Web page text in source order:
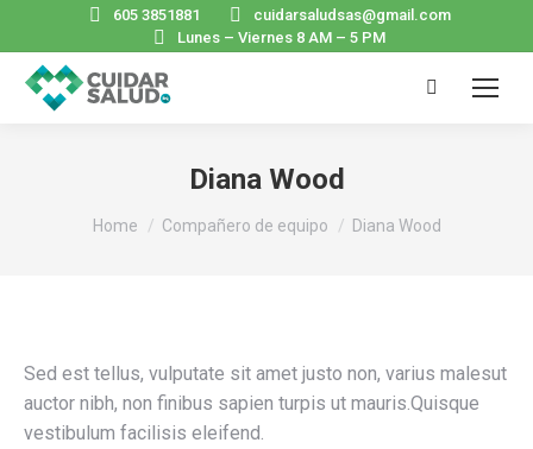
605 3851881
cuidarsaludsas@gmail.com
Lunes – Viernes 8 AM – 5 PM
Search:
Diana Wood
You are here:
Home Compañero de equipo Diana Wood
Sed est tellus, vulputate sit amet justo non, varius malesut
auctor nibh, non finibus sapien turpis ut mauris.Quisque
vestibulum facilisis eleifend.